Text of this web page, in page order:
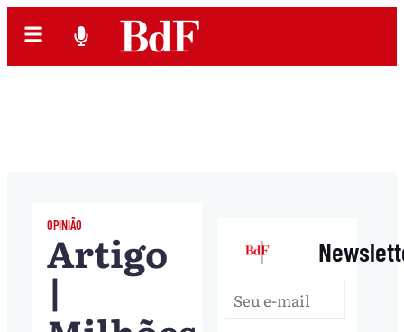
OPINIÃO
Artigo
|
|